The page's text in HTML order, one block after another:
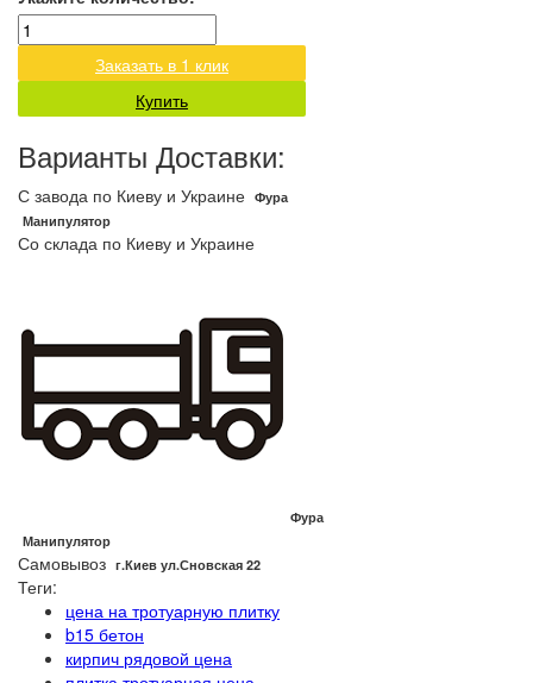
Заказать в 1 клик
Купить
Варианты Доставки:
С завода по Киеву и Украине Фура
Манипулятор
Со склада по Киеву и Украине
Фура
Манипулятор
Самовывоз г.Киев ул.Сновская 22
Теги:
цена на тротуарную плитку
b15 бетон
кирпич рядовой цена